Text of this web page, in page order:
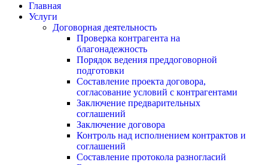
Главная
Услуги
Договорная деятельность
Проверка контрагента на
благонадежность
Порядок ведения преддоговорной
подготовки
Составление проекта договора,
согласование условий с контрагентами
Заключение предварительных
соглашений
Заключение договора
Контроль над исполнением контрактов и
соглашений
Составление протокола разногласий